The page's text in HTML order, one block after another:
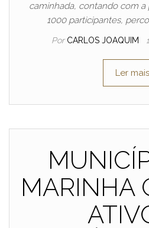
caminhada, contando com a
1000 participantes,
Por CARLOS JOAQUIM
Ler mais
MARINHA